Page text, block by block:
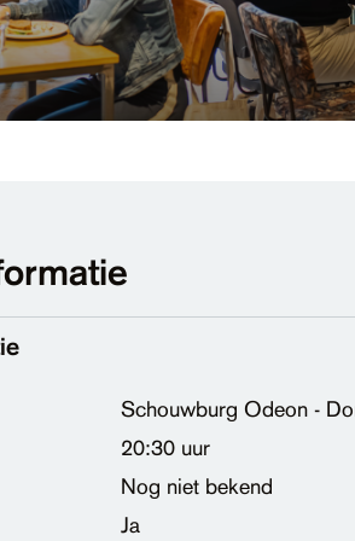
Schouwburg Odeon -
20:30 uur
Nog niet bekend
Ja